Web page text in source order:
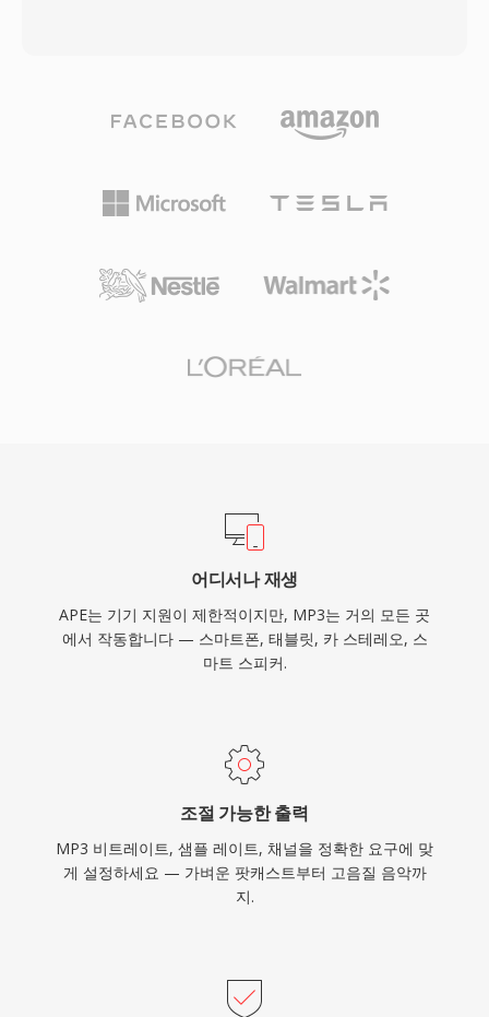
을 맞출 수 있습니다. 효율적인 압축, 광범위한 기
명의 원동력이 되었으며, 인터넷을 통한 실용적인
음악 저장과 배포를 가능하게 했습니다. 오늘날에
제, 휴대용 기기에서 가장 보편적으로 지원되는 오
어디서나 재생
APE는 기기 지원이 제한적이지만, MP3는 거의 모든 곳
에서 작동합니다 — 스마트폰, 태블릿, 카 스테레오, 스
마트 스피커.
조절 가능한 출력
MP3 비트레이트, 샘플 레이트, 채널을 정확한 요구에 맞
게 설정하세요 — 가벼운 팟캐스트부터 고음질 음악까
지.